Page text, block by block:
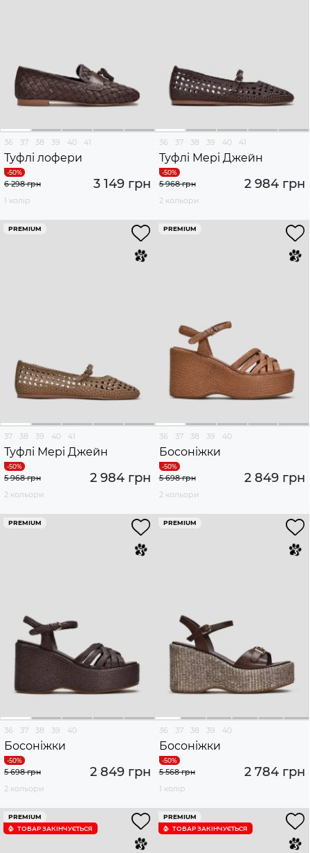
36 37 38 39 40 41
Туфлі лофери
3 149 грн
6 298 грн
1 колір
36 37 38 39 40 41
Туфлі Мері Джейн
2 984 грн
5 968 грн
2 кольори
PREMIUM
37 38 39 40 41
Туфлі Мері Джейн
2 984 грн
5 968 грн
2 кольори
PREMIUM
36 37 38 39 40
Босоніжки
2 849 грн
5 698 грн
2 кольори
PREMIUM
36 37 38 39 40
Босоніжки
2 849 грн
5 698 грн
2 кольори
PREMIUM
36 37 38 39 40
Босоніжки
2 784 грн
5 568 грн
1 колір
PREMIUM
ТОВАР ЗАКІНЧУЄTЬСЯ
PREMIUM
ТОВАР ЗАКІНЧУЄTЬСЯ